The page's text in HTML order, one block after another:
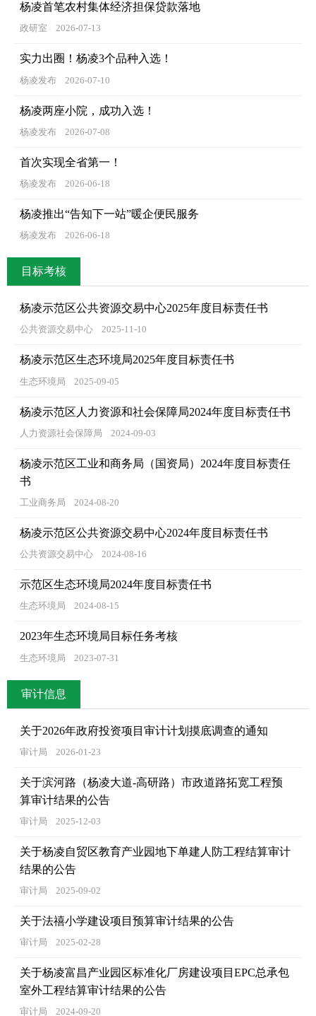
杨凌首笔农村集体经济担保贷款落地
政研室 2026-07-13
实力出圈！杨凌3个品种入选！
杨凌发布 2026-07-10
杨凌两座小院，成功入选！
杨凌发布 2026-07-08
首次实现全省第一！
杨凌发布 2026-06-18
杨凌推出“告知下一站”暖企便民服务
杨凌发布 2026-06-18
目标考核
杨凌示范区公共资源交易中心2025年度目标责任书
公共资源交易中心 2025-11-10
杨凌示范区生态环境局2025年度目标责任书
生态环境局 2025-09-05
杨凌示范区人力资源和社会保障局2024年度目标责任书
人力资源社会保障局 2024-09-03
杨凌示范区工业和商务局（国资局）2024年度目标责任
书
工业商务局 2024-08-20
杨凌示范区公共资源交易中心2024年度目标责任书
公共资源交易中心 2024-08-16
示范区生态环境局2024年度目标责任书
生态环境局 2024-08-15
2023年生态环境局目标任务考核
生态环境局 2023-07-31
审计信息
关于2026年政府投资项目审计计划摸底调查的通知
审计局 2026-01-23
关于滨河路（杨凌大道-高研路）市政道路拓宽工程预
算审计结果的公告
审计局 2025-12-03
关于杨凌自贸区教育产业园地下单建人防工程结算审计
结果的公告
审计局 2025-09-02
关于法禧小学建设项目预算审计结果的公告
审计局 2025-02-28
关于杨凌富昌产业园区标准化厂房建设项目EPC总承包
室外工程结算审计结果的公告
审计局 2024-09-20